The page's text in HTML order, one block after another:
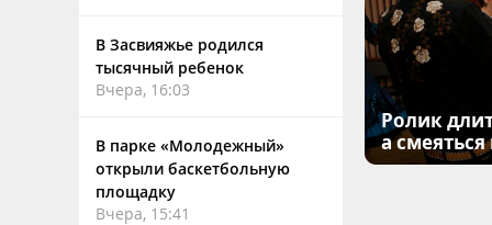
В Засвияжье родился
тысячный ребенок
Вчера, 16:03
В парке «Молодежный»
открыли баскетбольную
площадку
Вчера, 15:41
Ролик
а